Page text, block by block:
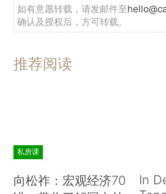
如有意愿转载，请发邮件至
确认及授权后，方可转载。
推荐阅读
私房课
向松祚：宏观经济70
In